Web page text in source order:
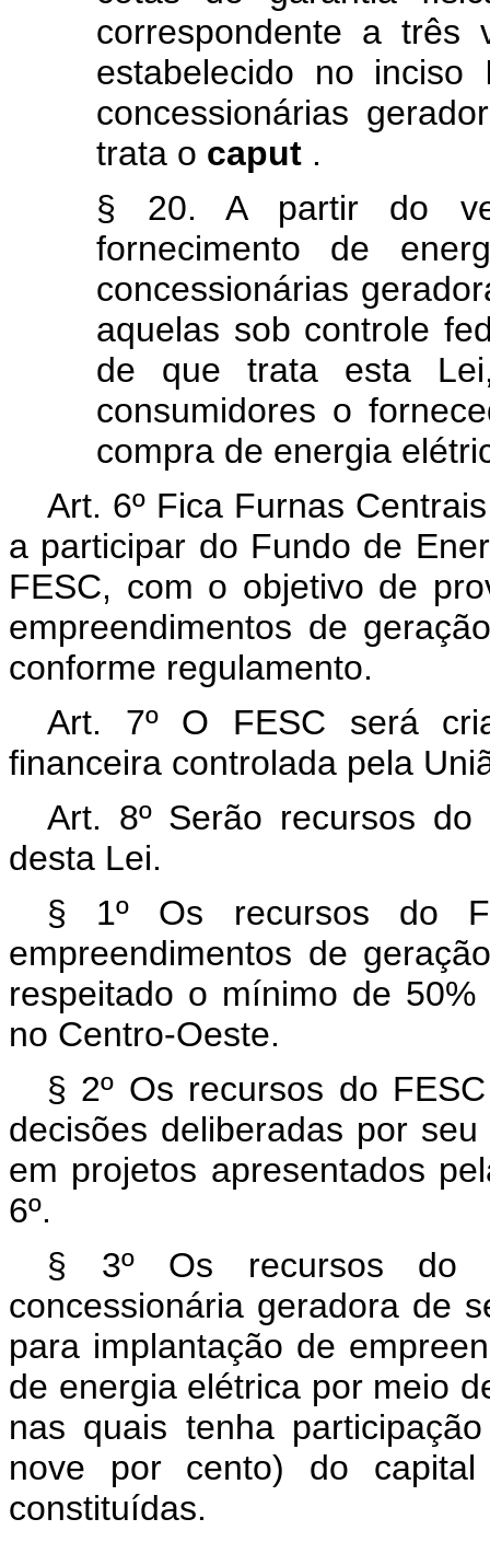
correspondente a três
estabelecido no
concessionárias
trata o caput .
§ 20. A partir do
fornecimento de
concessionárias
aquelas sob controle
de que trata esta
consumidores o
compra de energia
Art. 6º Fica Furnas
a participar do Fundo de
FESC, com o objetivo de
empreendimentos de
conforme regulamento.
Art. 7º O FESC será
financeira controlada pela
Art. 8º Serão recursos
desta Lei.
§ 1º Os recursos do
empreendimentos de
respeitado o mínimo de
no Centro-Oeste.
§ 2º Os recursos do
decisões deliberadas por
em projetos apresentados
6º.
§ 3º Os recursos do
concessionária geradora de
para implantação de
de energia elétrica por meio
nas quais tenha
nove por cento) do
constituídas.